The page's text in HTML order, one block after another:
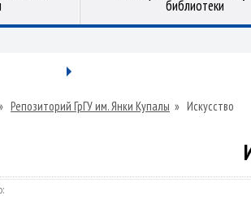
библиотеки
Репозиторий ГрГУ им. Янки Купалы » Искусство